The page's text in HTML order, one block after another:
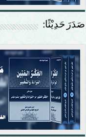
صَدَرَ حَدِيْثًا: